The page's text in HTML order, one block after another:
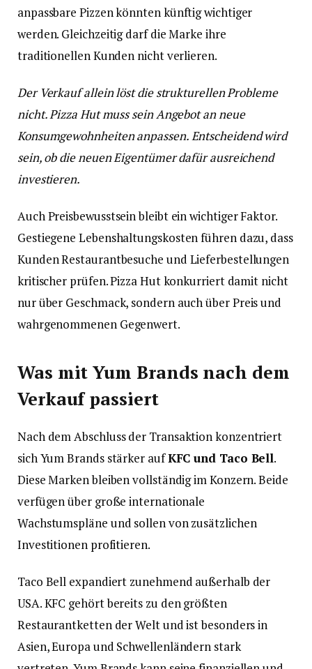
anpassbare Pizzen könnten künftig wichtiger
werden. Gleichzeitig darf die Marke ihre
traditionellen Kunden nicht verlieren.
Der Verkauf allein löst die strukturellen Probleme
nicht. Pizza Hut muss sein Angebot an neue
Konsumgewohnheiten anpassen. Entscheidend wird
sein, ob die neuen Eigentümer dafür ausreichend
investieren.
Auch Preisbewusstsein bleibt ein wichtiger Faktor.
Gestiegene Lebenshaltungskosten führen dazu, dass
Kunden Restaurantbesuche und Lieferbestellungen
kritischer prüfen. Pizza Hut konkurriert damit nicht
nur über Geschmack, sondern auch über Preis und
wahrgenommenen Gegenwert.
Was mit Yum Brands nach dem
Verkauf passiert
Nach dem Abschluss der Transaktion konzentriert
sich Yum Brands stärker aufKFC und Taco Bell.
Diese Marken bleiben vollständig im Konzern. Beide
verfügen über große internationale
Wachstumspläne und sollen von zusätzlichen
Investitionen profitieren.
Taco Bell expandiert zunehmend außerhalb der
USA. KFC gehört bereits zu den größten
Restaurantketten der Welt und ist besonders in
Asien, Europa und Schwellenländern stark